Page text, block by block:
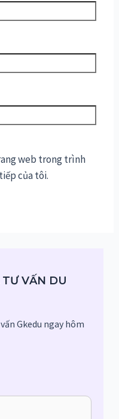
web trong trình
của tôi.
VẤN DU
Gkedu ngay hôm